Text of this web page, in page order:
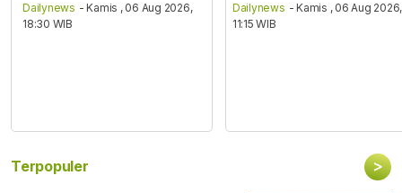
Dailynews - Kamis , 06 Aug 2026,
18:30 WIB
Dailynews - Kamis , 06 Aug 2026,
11:15 WIB
Terpopuler >